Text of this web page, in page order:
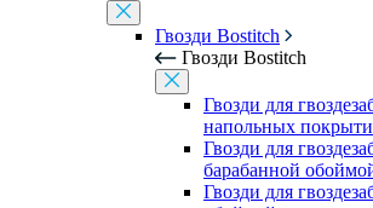
Гвозди Bostitch
Гвозди Bostitch
Гвозди для
напольных
Гвозди для
барабанной
Гвозди для